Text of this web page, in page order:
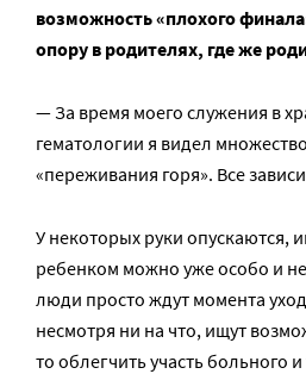
возможность «плохого
опору в родителях, где же
— За время моего служения в
гематологии я видел
«переживания горя». Все
У некоторых руки опускаются,
ребенком можно уже особо и не
люди просто ждут момента
несмотря ни на что, ищут
то облегчить участь больного